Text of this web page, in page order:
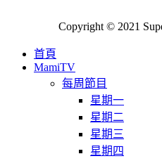
Copyright © 2021
首頁
MamiTV
每周節目
星期一
星期二
星期三
星期四